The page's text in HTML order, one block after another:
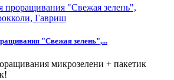
"Свежая зелень",...
микрозелени + пакетик